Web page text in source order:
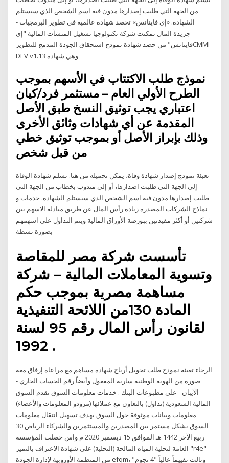
من الجهة التي طلبت إصدارها مدون فيه اسم الشخص الذي سيستلم
الشهادة. «إي فاينانس» تحصد شهادة عالمية في تطوير البرمجيات -
جريدة المال تمكنت شركة تكنولوجيا تشغيل المنشآت المالية "إي
فاينانس" من حصد شهادة نموذج استحقاق الجودة المدمج للتطويرCMMI-
DEV v1.13 وهي شهادة
نموذج طلب الاكتتاب في الأسهم بموجب
الطرح الأولي العام – مستثمر فرد/كيان
اعتباري يجب توثيق النسخ طبق الأصل
المقدمة عن أي شهادات وثائق الأخرى
وذلك بإبراز الأصل أو بموجب توثيق خطي
من قبل شخص
تعبئة نموذج إصدار شهادة وفاة، يمكن تحميله من هنا. تسلم شهادة الوفاة
إلى الجهة التي طلبت اصدارها، أو إلى مندوب بخطاب من الجهة التي
طلبت إصدارها مدون فيه اسم الشخص الذي سيستلم الشهادة. خدمات و
نماذج الشركات المصدرة زيادة رأس المال عن طريق مبادلة الاسهم بين
شركتين أو أكثر مقيدتين ببورصة الأوراق المالية ويتم التداول على اسهمهم
بصورة نشطة
تأسست شركة مصر للمقاصة
وتسوية المعاملات المالية – شركة
مساهمة مصرية بموجب حكم
المادة 130من اللائحة التنفيذية
لقانون رأس المال رقم 95 لسنة
1992 .
الرجاء تعبئة نموذج طلب تحويل أرباح شهادة مساهم مع مراعاة إرفاق معه
صورة من الهوية الوطنية سارية المفعول وأيضاً رقم الحساب الجاري -
الآيبان - على مطبوعات البنك . خدمات معلومات السوق تقدم السوق
المالية السعودية (تداول) بالتعاون مع عملائها (مزودو المعلومات والأعضاء)
معلومات وبيانات موثوقة حول السوق بهدف تسهيل انتقال معلومات
السوق بشكل مستمر بين المصدرين والمستثمرين والشركاء الرياض 30
ربيع الآخر 1442 هـ الموافق 15 ديسمبر 2020 م واس حصلت المؤسسة
العامة لتحلية المياه المالحة (التحلية) على شهادة الاعتراف بالتميز "r4e"
من المنظمة الأوروبية لإدارة الجودة efqm، ونالت تقييماً عالياً "4 نجوم"